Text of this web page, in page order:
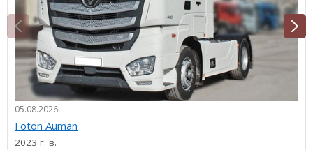
05.08.2026
Foton Auman
2023 г. в.